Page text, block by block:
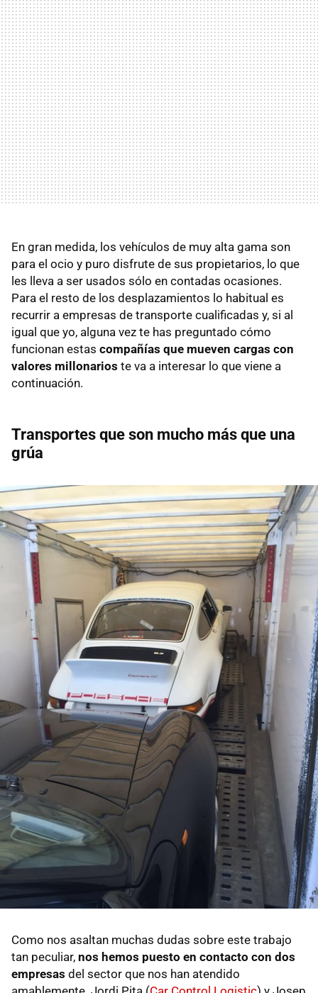
En gran medida, los vehículos de muy alta gama son
para el ocio y puro disfrute de sus propietarios, lo que
les lleva a ser usados sólo en contadas ocasiones.
Para el resto de los desplazamientos lo habitual es
recurrir a empresas de transporte cualificadas y, si al
igual que yo, alguna vez te has preguntado cómo
funcionan estas compañías que mueven cargas con
valores millonarios te va a interesar lo que viene a
continuación.
Transportes que son mucho más que una
grúa
Como nos asaltan muchas dudas sobre este trabajo
tan peculiar, nos hemos puesto en contacto con dos
empresas del sector que nos han atendido